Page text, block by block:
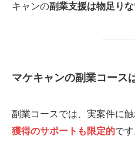
キャンの副業支援は物足り
マケキャンの副業コース
副業コースでは、実案件に触
獲得のサポートも限定的です